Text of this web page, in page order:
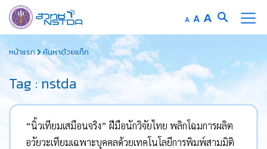
to
content
A Decrease
font
AReset
font
A Increase
font
หน้าแรก ค้นหาด้วยแท็ก
Tag : nstda
“นิ้วเทียมเสมือนจริง” ฝีมือนักวิจัยไทย พลิกโฉมการผลิต
อวัยวะเทียมเฉพาะบุคคลด้วยเทคโนโลยีการพิมพ์สามมิติ